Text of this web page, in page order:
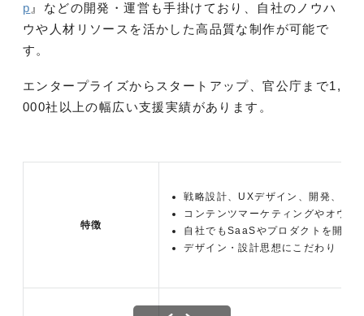
p 』などの開発・運営も手掛けており、自社のノウハ
ウや人材リソースを活かした高品質な制作が可能で
す。
エンタープライズからスタートアップ、官公庁まで1,
000社以上の幅広い支援実績があります。
特徴
戦略設計、UXデザイン、開発、保
コンテンツマーケティングやオウン
自社でもSaaSやプロダクトを開発
デザイン・設計思想にこだわり「成